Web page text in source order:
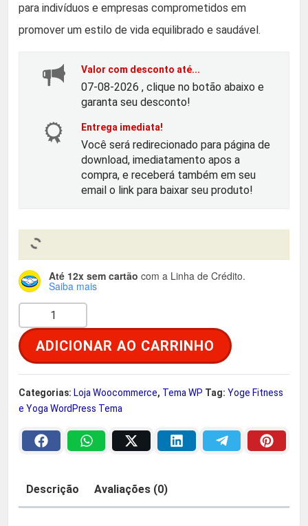
o
o
r
i
n
l
e
r
a
o
a
t
u
é
R
2
9
para indivíduos e empresas comprometidos em
promover um estilo de vida equilibrado e saudável.
Valor com desconto até...
07-08-2026 , clique no botão abaixo e
garanta seu desconto!
Entrega imediata!
Você será redirecionado para página de
download, imediatamento apos a
compra, e receberá também em seu
email o link para baixar seu produto!
Até 12x sem cartão com a Linha de Crédito.
Saiba mais
o
g
F
i
ADICIONAR AO CARRINHO
Categorias: Loja Woocommerce, Tema WP Tag: Yoge Fitness
e Yoga WordPress Tema
Descrição Avaliações (0)